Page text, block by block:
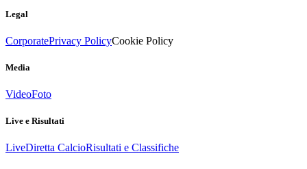
Legal
CorporatePrivacy PolicyCookie Policy
Media
VideoFoto
Live e Risultati
LiveDiretta CalcioRisultati e Classifiche